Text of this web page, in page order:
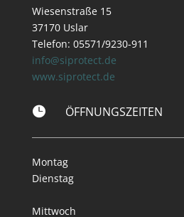
Wiesenstraße 15
37170 Uslar
Telefon: 05571/9230-911
info@siprotect.de
www.siprotect.de
 ÖFFNUNGSZEITEN
Montag
Dienstag
Mittwoch